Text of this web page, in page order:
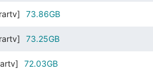
73.86GB
73.25GB
72.03GB